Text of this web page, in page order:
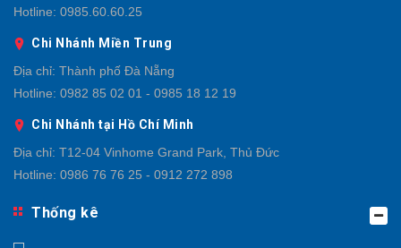
Hotline: 0985.60.60.25
Chi Nhánh Miền Trung
Địa chỉ: Thành phố Đà Nẵng
Hotline: 0982 85 02 01 - 0985 18 12 19
Chi Nhánh tại Hồ Chí Minh
Địa chỉ: T12-04 Vinhome Grand Park, Thủ Đức
Hotline: 0986 76 76 25 - 0912 272 898
Thống kê